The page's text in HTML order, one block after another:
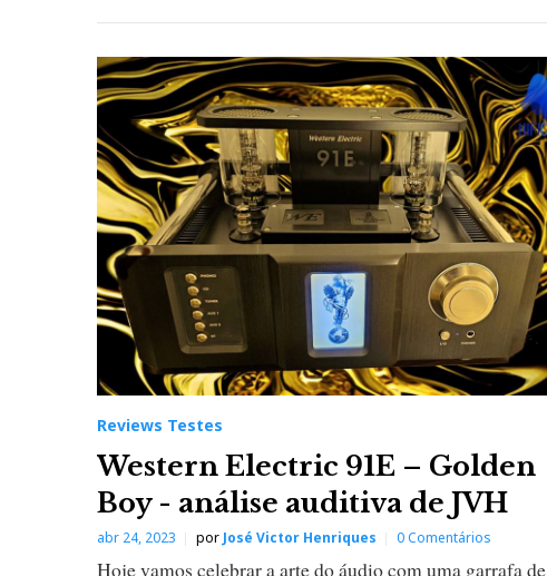
Reviews Testes
Western Electric 91E – Golden
Boy - análise auditiva de JVH
abr 24, 2023 por José Victor Henriques 0 Comentários
Hoje vamos celebrar a arte do áudio com uma garrafa de